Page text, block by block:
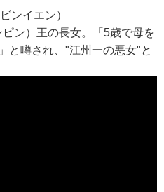
ンイエン）
ン）王の長女。「5歳で母を
と噂され、"江州一の悪女"と